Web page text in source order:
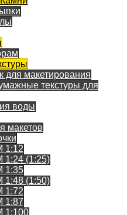
для макетирования
текстуры для
воды
макетов
1:12
1:24 (1:25)
1:35
1:48 (1:50)
1:72
1:87
1:100